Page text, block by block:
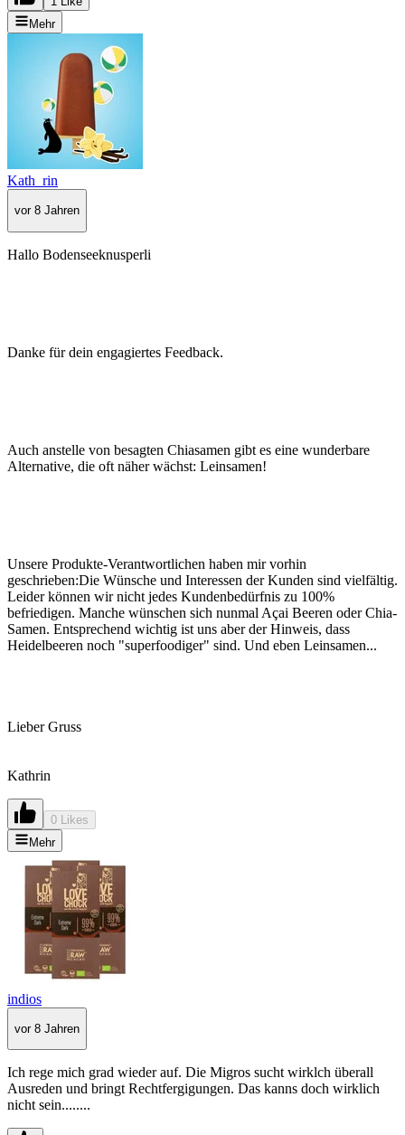
Mehr
Kath_rin
vor 8 Jahren
Hallo Bodenseeknusperli
Danke für dein engagiertes Feedback.
Auch anstelle von besagten Chiasamen gibt es eine wunderbare
Alternative, die oft näher wächst: Leinsamen!
Unsere Produkte-Verantwortlichen haben mir vorhin
geschrieben:Die Wünsche und Interessen der Kunden sind vielfältig.
Leider können wir nicht jedes Kundenbedürfnis zu 100%
befriedigen. Manche wünschen sich nunmal Açai Beeren oder Chia-
Samen. Entsprechend wichtig ist uns aber der Hinweis, dass
Heidelbeeren noch "superfoodiger" sind. Und eben Leinsamen...
Lieber Gruss
Kathrin
0 Likes
Mehr
indios
vor 8 Jahren
Ich rege mich grad wieder auf. Die Migros sucht wirklch überall
Ausreden und bringt Rechtfergigungen. Das kanns doch wirklich
nicht sein........